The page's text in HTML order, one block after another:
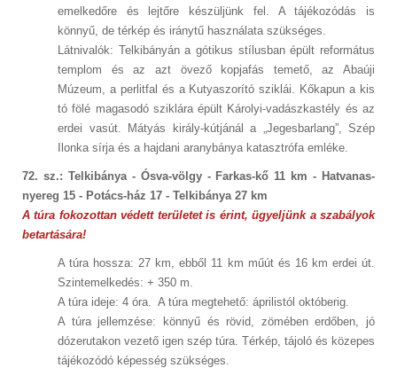
emelkedőre és lejtőre készüljünk fel. A tájékozódás is
könnyű, de térkép és iránytű használata szükséges.
Látnivalók: Telkibányán a gótikus stílusban épült református
templom és az azt övező kopjafás temető, az Abaúji
Múzeum, a perlitfal és a Kutyaszorító sziklái. Kőkapun a kis
tó fölé magasodó sziklára épült Károlyi-vadászkastély és az
erdei vasút. Mátyás király-kútjánál a „Jegesbarlang”, Szép
Ilonka sírja és a hajdani aranybánya katasztrófa emléke.
72. sz.: Telkibánya - Ósva-völgy - Farkas-kő 11 km - Hatvanas-
nyereg 15 - Potács-ház 17 - Telkibánya 27 km
A túra fokozottan védett területet is érint, ügyeljünk a szabályok
betartására!
A túra hossza: 27 km, ebből 11 km műút és 16 km erdei út.
Szintemelkedés: + 350 m.
A túra ideje: 4 óra. A túra megtehető: áprilistól októberig.
A túra jellemzése: könnyű és rövid, zömében erdőben, jó
dózerutakon vezető igen szép túra. Térkép, tájoló és közepes
tájékozódó képesség szükséges.